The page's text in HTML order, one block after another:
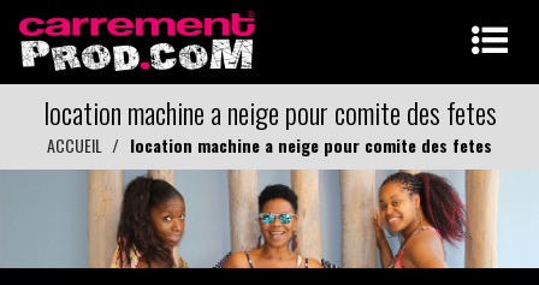
location machine a neige pour comite des fetes
ACCUEIL location machine a neige pour comite des fetes